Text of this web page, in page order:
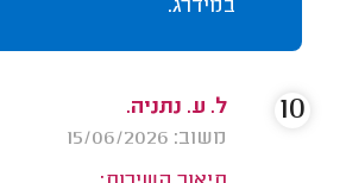
במידרג.
ל. ע. נתניה.
משוב: 15/06/2026
10